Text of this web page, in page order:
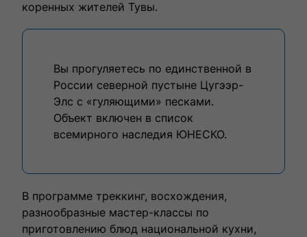
коренных жителей Тувы.
Вы прогуляетесь по единственной в
России северной пустыне Цугээр-
Элс с «гуляющими» песками.
Объект включен в список
всемирного наследия ЮНЕСКО.
В программе треккинг, восхождения,
разнообразные мастер-классы по
приготовлению блюд национальной кухни,